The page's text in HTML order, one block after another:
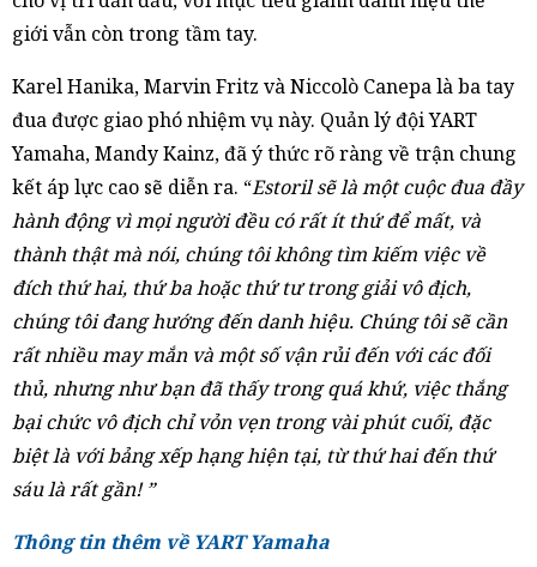
giới vẫn còn trong tầm tay.
Karel Hanika, Marvin Fritz và Niccolò Canepa là ba tay
đua được giao phó nhiệm vụ này. Quản lý đội YART
Yamaha, Mandy Kainz, đã ý thức rõ ràng về trận chung
kết áp lực cao sẽ diễn ra. “Estoril sẽ là một cuộc đua đầy
hành động vì mọi người đều có rất ít thứ để mất, và
thành thật mà nói, chúng tôi không tìm kiếm việc về
đích thứ hai, thứ ba hoặc thứ tư trong giải vô địch,
chúng tôi đang hướng đến danh hiệu. Chúng tôi sẽ cần
rất nhiều may mắn và một số vận rủi đến với các đối
thủ, nhưng như bạn đã thấy trong quá khứ, việc thắng
bại chức vô địch chỉ vỏn vẹn trong vài phút cuối, đặc
biệt là với bảng xếp hạng hiện tại, từ thứ hai đến thứ
sáu là rất gần! ”
Thông tin thêm về YART Yamaha